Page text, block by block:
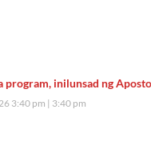
program, inilunsad ng
3:40 pm 3:40 pm